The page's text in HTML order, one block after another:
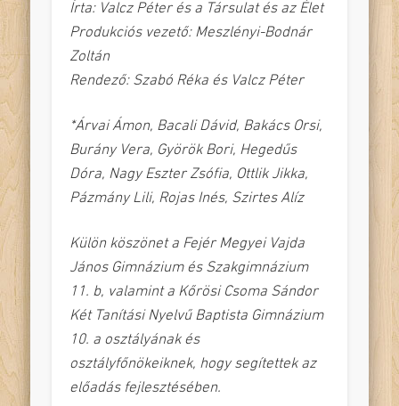
Írta: Valcz Péter és a Társulat és az Élet
Produkciós vezető: Meszlényi-Bodnár
Zoltán
Rendező: Szabó Réka és Valcz Péter
*Árvai Ámon, Bacali Dávid, Bakács Orsi,
Burány Vera, Györök Bori, Hegedűs
Dóra, Nagy Eszter Zsófia, Ottlik Jikka,
Pázmány Lili, Rojas Inés, Szirtes Alíz
Külön köszönet a Fejér Megyei Vajda
János Gimnázium és Szakgimnázium
11. b, valamint a KőrösiCsoma Sándor
Két Tanítási Nyelvű Baptista Gimnázium
10. a osztályának és
osztályfőnökeiknek, hogy segítettek az
előadás fejlesztésében.